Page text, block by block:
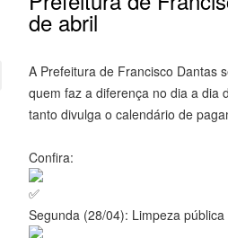
de abril
A Prefeitura de Francisco Dantas
quem faz a diferença no dia a dia
tanto divulga o calendário de
Confira:
Segunda (28/04): Limpeza